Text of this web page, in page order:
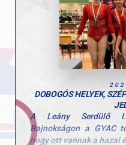
2. gerenda
5. ugrás
Gyermek kezdő korosztály
Herenkovics Rozália
egyéni összetett
ugrás
talaj
Tátrai Karolina
DOBOGÓS HELYEK,
A Leány Serdülő I.
Bajnokságon a GYAC
hogy ott vannak a hazai